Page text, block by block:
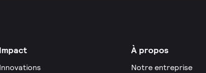
Impact
Innovations
À propos
Notre entreprise